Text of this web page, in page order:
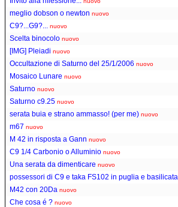
meglio dobson o newton nuovo
C9?...G9?... nuovo
Scelta binocolo nuovo
[IMG] Pleiadi nuovo
Occultazione di Saturno del 25/1/2006 nuovo
Mosaico Lunare nuovo
Saturno nuovo
Saturno c9.25 nuovo
serata buia e strano ammasso! (per me) nuovo
m67 nuovo
M 42 in risposta a Gann nuovo
C9 1/4 Carbonio o Alluminio nuovo
Una serata da dimenticare nuovo
possessori di C9 e taka FS102 in puglia e basilicata
M42 con 20Da nuovo
Che cosa é ? nuovo